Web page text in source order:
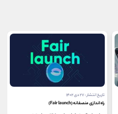
تاریخ انتشار : ۲۷ دی ۱۴۰۲
راه اندازی منصفانه (Fair launch)